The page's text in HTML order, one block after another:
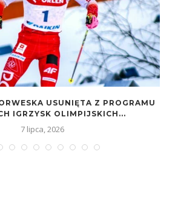
USUNIĘTA Z PROGRAMU
IGRZYSK OLIMPIJSKICH...
7 lipca, 2026